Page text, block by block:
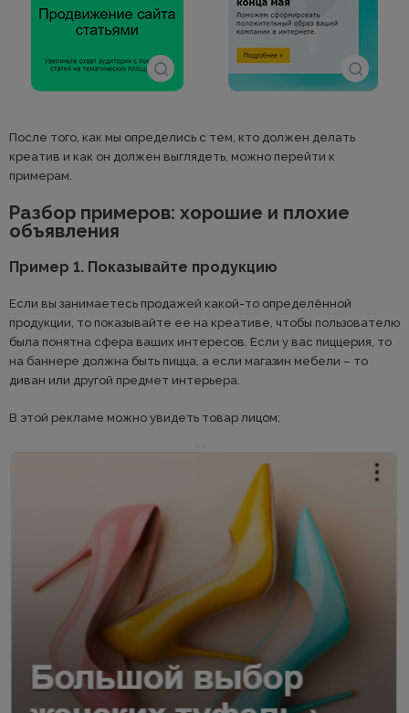
После того, как мы определись с тем, кто должен делать
креатив и как он должен выглядеть, можно перейти к
примерам.
Разбор примеров: хорошие и плохие
объявления
Пример 1. Показывайте продукцию
Если вы занимаетесь продажей какой-то определённой
продукции, то показывайте ее на креативе, чтобы пользователю
была понятна сфера ваших интересов. Если у вас пиццерия, то
на баннере должна быть пицца, а если магазин мебели – то
диван или другой предмет интерьера.
В этой рекламе можно увидеть товар лицом: